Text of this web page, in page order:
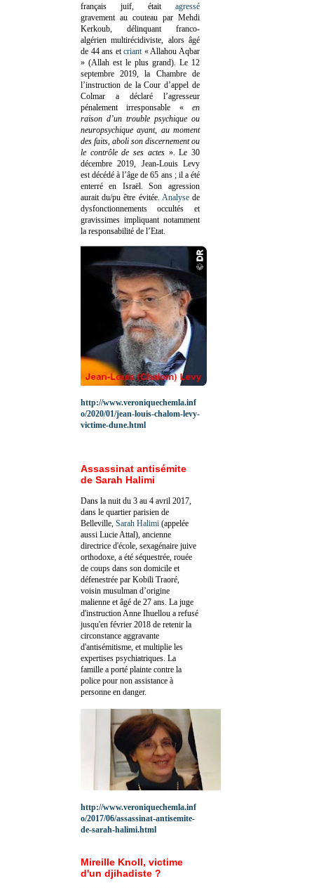
français juif, était agressé
gravement au couteau par Mehdi
Kerkoub, délinquant franco-
algérien multirécidiviste, alors âgé
de 44 ans etcriant « Allahou Aqbar
» (Allah est le plus grand). Le 12
septembre 2019, la Chambre de
l’instruction de la Cour d’appel de
Colmar a déclaré l’agresseur
pénalement irresponsable «en
raison d’un trouble psychique ou
neuropsychique ayant, au moment
des faits, aboli son discernement ou
le contrôle de ses actes». Le 30
décembre 2019, Jean-Louis Levy
est décédé à l’âge de 65 ans ; il a été
enterré en Israël. Son agression
aurait du/pu être évitée. Analysede
dysfonctionnements occultés et
gravissimes impliquant notamment
la responsabilité de l’Etat.
http://www.veroniquechemla.inf
o/2020/01/jean-louis-chalom-levy-
victime-dune.html
Assassinat antisémite
de Sarah Halimi
Dans la nuit du 3 au 4 avril 2017,
dans le quartier parisien de
Belleville, Sarah Halimi (appelée
aussi Lucie Attal), ancienne
directrice d'école, sexagénaire juive
orthodoxe, a été séquestrée, rouée
de coups dans son domicile et
défenestrée par Kobili Traoré,
voisin musulman d’origine
malienne et âgé de 27 ans. La juge
d'instruction Anne Ihuellou a refusé
jusqu'en février 2018 de retenir la
circonstance aggravante
d'antisémitisme, et multiplie les
expertises psychiatriques. La
famille a porté plainte contre la
police pour non assistance à
personne en danger.
http://www.veroniquechemla.inf
o/2017/06/assassinat-antisemite-
de-sarah-halimi.html
Mireille Knoll, victime
d'un djihadiste ?